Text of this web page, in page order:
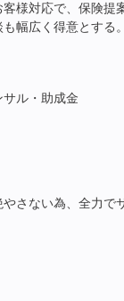
様対応で、保険提
幅広く得意とする
ル・助成金
さない為、全力で